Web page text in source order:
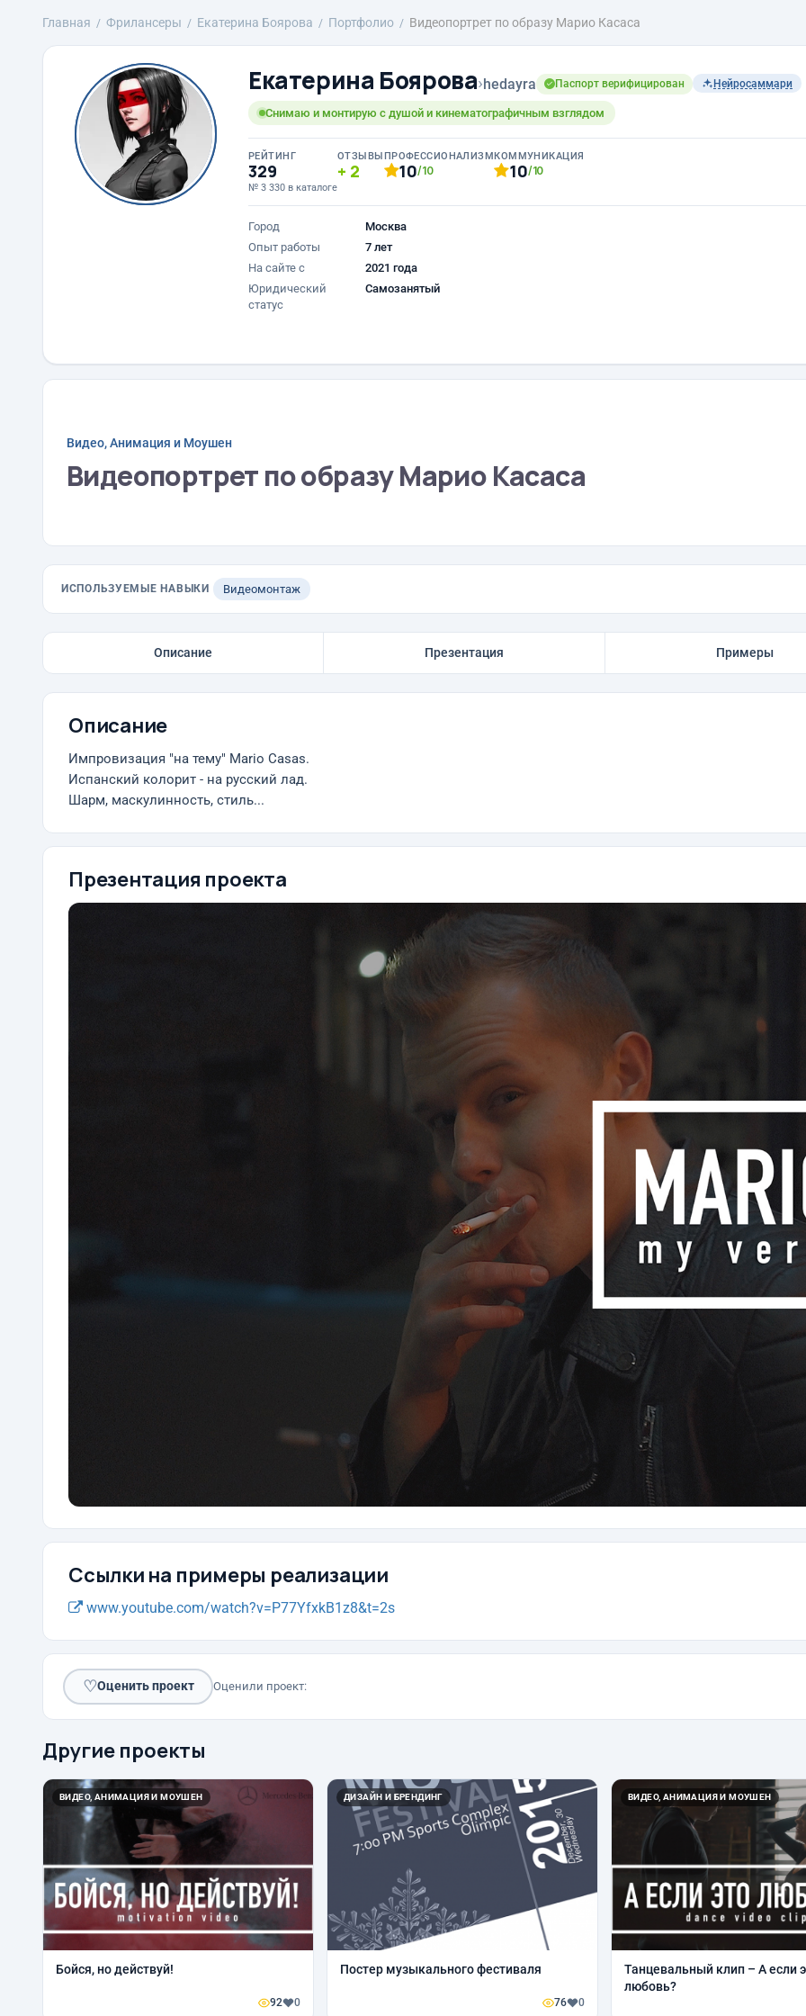
Главная Фрилансеры Екатерина Боярова Портфолио Видеопортрет по образу Марио Касаса
Екатерина Боярова›hedayra Паспорт верифицирован Нейросаммари
Снимаю и монтирую с душой и кинематографичным взглядом
РЕЙТИНГ
329
№ 3 330 в каталоге
ОТЗЫВЫ
2
ПРОФЕССИОНАЛИЗМ
10/10
КОММУНИКАЦИЯ
10/10
Город
Москва
Опыт работы
7 лет
На сайте с
2021 года
Юридический
статус
Самозанятый
Видео, Анимация и Моушен
Видеопортрет по образу Марио Касаса
ИСПОЛЬЗУЕМЫЕ НАВЫКИ Видеомонтаж
Описание Презентация Примеры
Описание
Импровизация "на тему" Mario Casas.
Испанский колорит - на русский лад.
Шарм, маскулинность, стиль...
Презентация проекта
Ссылки на примеры реализации
www.youtube.com/watch?v=P77YfxkB1z8&t=2s
♡Оценить проект Оценили проект:
Другие проекты
ВИДЕО, АНИМАЦИЯ И МОУШЕН
Бойся, но действуй!
92 0
ДИЗАЙН И БРЕНДИНГ
Постер музыкального фестиваля
76 0
ВИДЕО, АНИМАЦИЯ И МОУШЕН
Танцевальный клип – А если
любовь?